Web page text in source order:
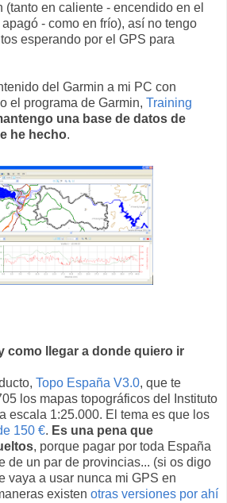
en caliente - encendido en el
- como en frío), así no tengo
esperando por el GPS para
del Garmin a mi PC con
el programa de Garmin, Training
una base de datos de
he hecho.
como llegar a donde quiero ir
Topo España V3.0, que te
los mapas topográficos del Instituto
escala 1:25.000. El tema es que los
150 €. Es una pena que
, porque pagar por toda España
de un par de provincias... (si os digo
vaya a usar nunca mi GPS en
existen otras versiones por ahí